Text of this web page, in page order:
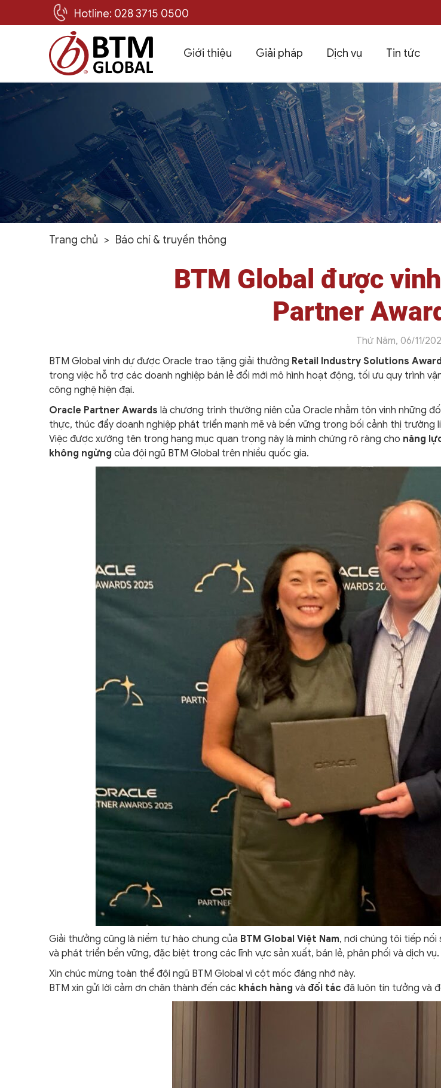
Hotline: 028 3715 0500
Skip
Giới thiệu Giải pháp Dịch vụ Tin tức
Trang chủ > Báo chí & truyền thông
BTM Global được
Partner
Thứ Năm, 06/11/
BTM Global vinh dự được Oracle trao tặng giải thưởng Retail Industry Solutions
trong việc hỗ trợ các doanh nghiệp bán lẻ đổi mới mô hình hoạt động, tối ưu quy trình
công nghệ hiện đại.
Oracle Partner Awards là chương trình thường niên của Oracle nhằm tôn vinh những
thực, thúc đẩy doanh nghiệp phát triển mạnh mẽ và bền vững trong bối cảnh thị trường
Việc được xướng tên trong hạng mục quan trọng này là minh chứng rõ ràng cho năng
không ngừng của đội ngũ BTM Global trên nhiều quốc gia.
Giải thưởng cũng là niềm tự hào chung của BTM Global Việt Nam, nơi chúng tôi tiếp nối
và phát triển bền vững, đặc biệt trong các lĩnh vực sản xuất, bán lẻ, phân phối và dịch vụ.
Xin chúc mừng toàn thể đội ngũ BTM Global vì cột mốc đáng nhớ này.
BTM xin gửi lời cảm ơn chân thành đến các khách hàng và đối tác đã luôn tin tưởng và